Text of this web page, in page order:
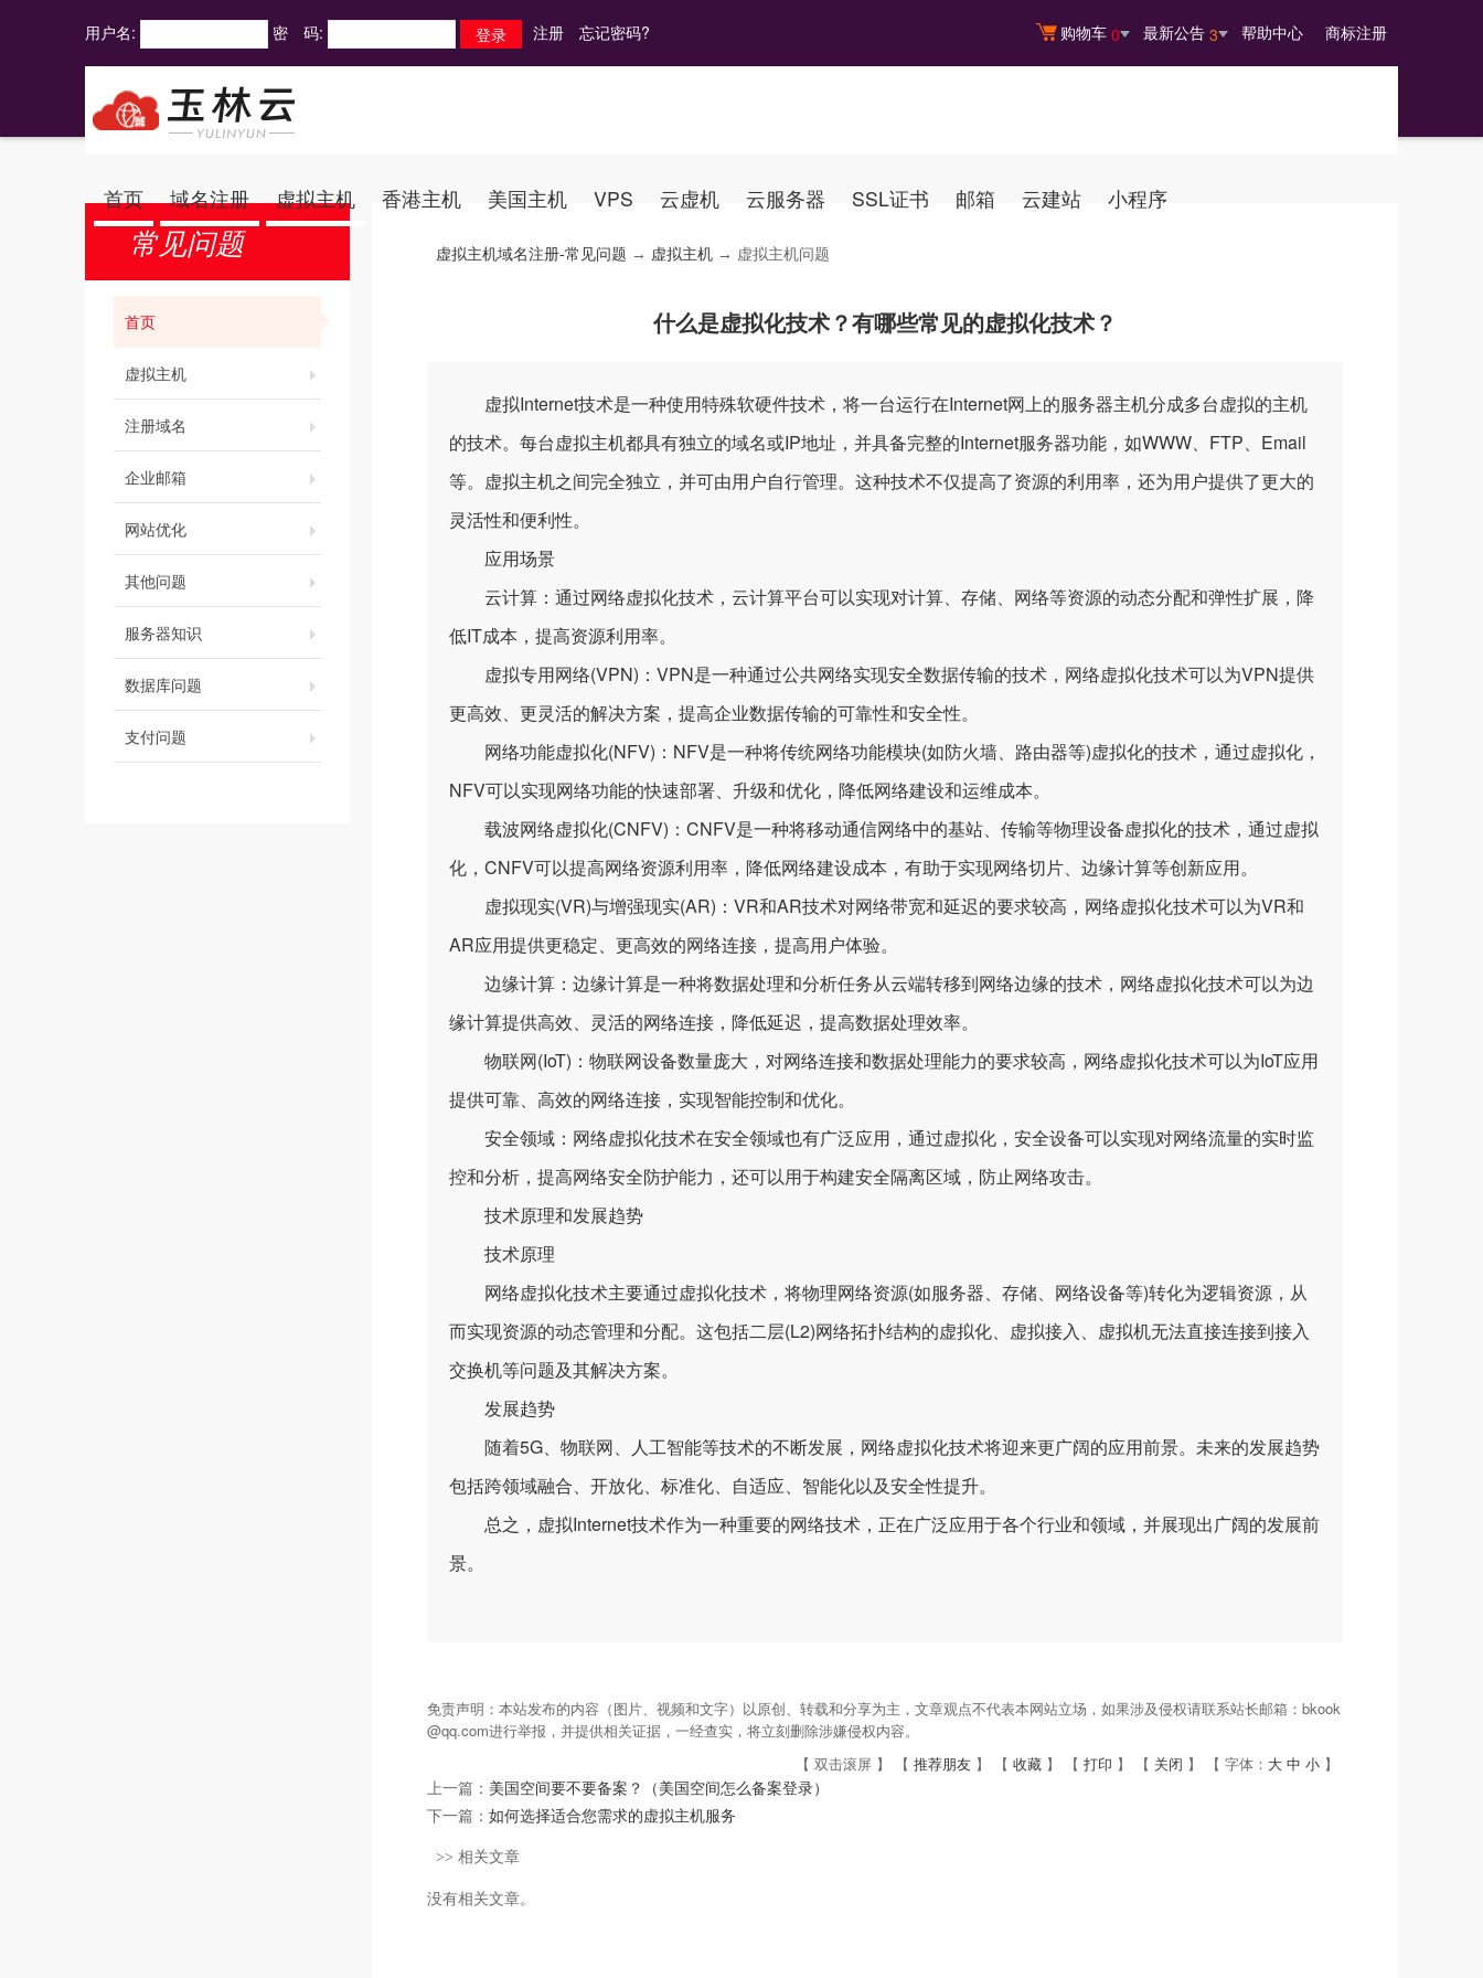
购物车 0 最新公告 3 帮助中心 商标注册
用户名: 密 码: 注册 忘记密码?
首页 域名注册 虚拟主机 香港主机 美国主机 VPS 云虚机 云服务器 SSL证书 邮箱 云建站 小程序
常见问题
首页
虚拟主机
注册域名
企业邮箱
网站优化
其他问题
服务器知识
数据库问题
支付问题
虚拟主机域名注册-常见问题 → 虚拟主机 → 虚拟主机问题
什么是虚拟化技术？有哪些常见的虚拟化技术？
虚拟Internet技术是一种使用特殊软硬件技术，将一台运行在Internet网上的服务器主机分成多台虚拟的主机
的技术。每台虚拟主机都具有独立的域名或IP地址，并具备完整的Internet服务器功能，如WWW、FTP、Email
等。虚拟主机之间完全独立，并可由用户自行管理。这种技术不仅提高了资源的利用率，还为用户提供了更大的
灵活性和便利性。
应用场景
云计算：通过网络虚拟化技术，云计算平台可以实现对计算、存储、网络等资源的动态分配和弹性扩展，降
低IT成本，提高资源利用率。
虚拟专用网络(VPN)：VPN是一种通过公共网络实现安全数据传输的技术，网络虚拟化技术可以为VPN提供
更高效、更灵活的解决方案，提高企业数据传输的可靠性和安全性。
网络功能虚拟化(NFV)：NFV是一种将传统网络功能模块(如防火墙、路由器等)虚拟化的技术，通过虚拟化，
NFV可以实现网络功能的快速部署、升级和优化，降低网络建设和运维成本。
载波网络虚拟化(CNFV)：CNFV是一种将移动通信网络中的基站、传输等物理设备虚拟化的技术，通过虚拟
化，CNFV可以提高网络资源利用率，降低网络建设成本，有助于实现网络切片、边缘计算等创新应用。
虚拟现实(VR)与增强现实(AR)：VR和AR技术对网络带宽和延迟的要求较高，网络虚拟化技术可以为VR和
AR应用提供更稳定、更高效的网络连接，提高用户体验。
边缘计算：边缘计算是一种将数据处理和分析任务从云端转移到网络边缘的技术，网络虚拟化技术可以为边
缘计算提供高效、灵活的网络连接，降低延迟，提高数据处理效率。
物联网(IoT)：物联网设备数量庞大，对网络连接和数据处理能力的要求较高，网络虚拟化技术可以为IoT应用
提供可靠、高效的网络连接，实现智能控制和优化。
安全领域：网络虚拟化技术在安全领域也有广泛应用，通过虚拟化，安全设备可以实现对网络流量的实时监
控和分析，提高网络安全防护能力，还可以用于构建安全隔离区域，防止网络攻击。
技术原理和发展趋势
技术原理
网络虚拟化技术主要通过虚拟化技术，将物理网络资源(如服务器、存储、网络设备等)转化为逻辑资源，从
而实现资源的动态管理和分配。这包括二层(L2)网络拓扑结构的虚拟化、虚拟接入、虚拟机无法直接连接到接入
交换机等问题及其解决方案。
发展趋势
随着5G、物联网、人工智能等技术的不断发展，网络虚拟化技术将迎来更广阔的应用前景。未来的发展趋势
包括跨领域融合、开放化、标准化、自适应、智能化以及安全性提升。
总之，虚拟Internet技术作为一种重要的网络技术，正在广泛应用于各个行业和领域，并展现出广阔的发展前
景。
免责声明：本站发布的内容（图片、视频和文字）以原创、转载和分享为主，文章观点不代表本网站立场，如果涉及侵权请联系站长邮箱：bkook
@qq.com进行举报，并提供相关证据，一经查实，将立刻删除涉嫌侵权内容。
【 双击滚屏 】 【 推荐朋友 】 【 收藏 】 【 打印 】 【 关闭 】 【 字体： 大 中 小 】
上一篇： 美国空间要不要备案？（美国空间怎么备案登录）
下一篇： 如何选择适合您需求的虚拟主机服务
>> 相关文章
没有相关文章。